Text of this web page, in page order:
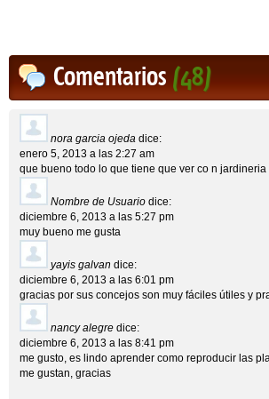
Comentarios(48)
nora garcia ojeda dice:
enero 5, 2013 a las 2:27 am
que bueno todo lo que tiene que ver co n jardineria
Nombre de Usuario dice:
diciembre 6, 2013 a las 5:27 pm
muy bueno me gusta
yayis galvan dice:
diciembre 6, 2013 a las 6:01 pm
gracias por sus concejos son muy fáciles útiles y
nancy alegre dice:
diciembre 6, 2013 a las 8:41 pm
me gusto, es lindo aprender como reproducir las
me gustan, gracias